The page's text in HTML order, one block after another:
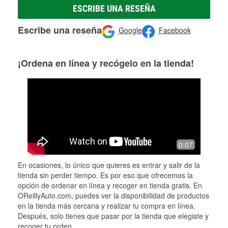
ESCRIBE UNA RESEÑA
Escribe una reseña Google Facebook
¡Ordena en línea y recógelo en la tienda!
0:07
En ocasiones, lo único que quieres es entrar y salir de la
tienda sin perder tiempo. Es por eso que ofrecemos la
opción de ordenar en línea y recoger en tienda gratis. En
OReillyAuto.com, puedes ver la disponibilidad de productos
en la tienda más cercana y realizar tu compra en línea.
Después, solo tienes que pasar por la tienda que elegiste y
recoger tu orden.